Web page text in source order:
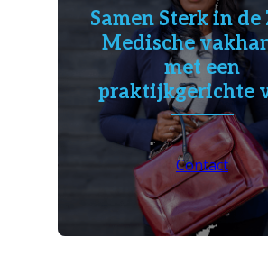
Samen Sterk in de
Medische
met een
praktijkgerichte
Contact